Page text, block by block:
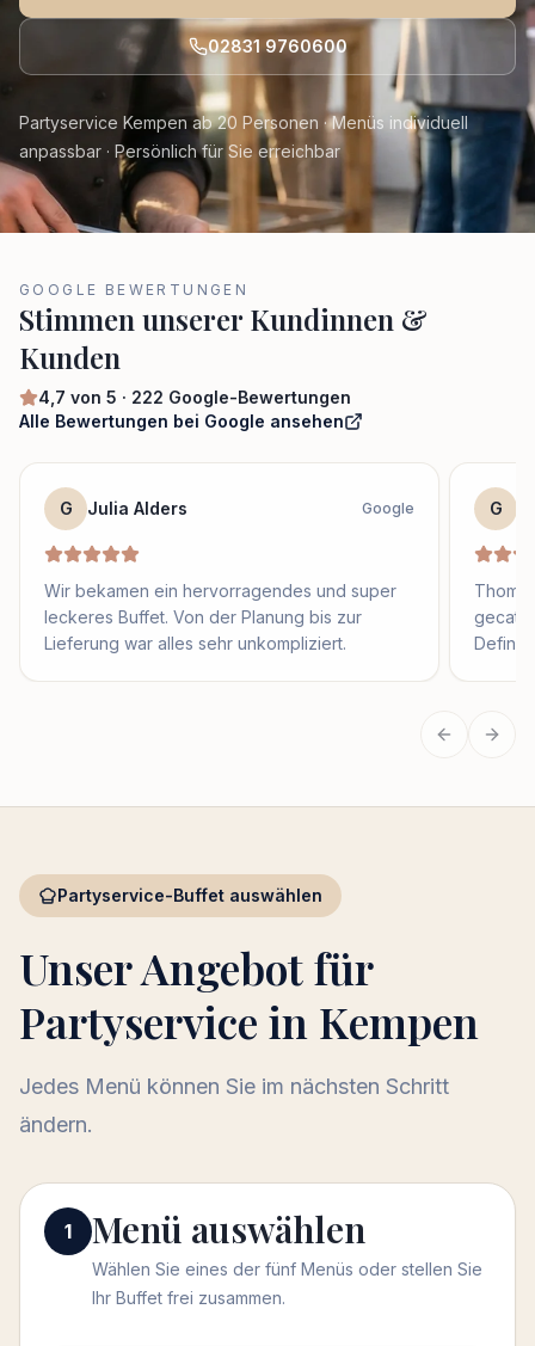
02831 9760600
Partyservice Kempen ab 20 Personen · Menüs individuell
anpassbar · Persönlich für Sie erreichbar
GOOGLE BEWERTUNGEN
Stimmen unserer Kundinnen &
Kunden
4,7 von 5 · 222 Google-Bewertungen
Alle Bewertungen bei Google ansehen
G Julia Alders Google
Wir bekamen ein hervorragendes und super
leckeres Buffet. Von der Planung bis zur
Lieferung war alles sehr unkompliziert.
G
Vorherige
Partyservice-Buffet auswählen
Unser Angebot für
Partyservice in Kempen
Jedes Menü können Sie im nächsten Schritt
ändern.
1 Menü auswählen
Wählen Sie eines der fünf Menüs oder stellen Sie
Ihr Buffet frei zusammen.